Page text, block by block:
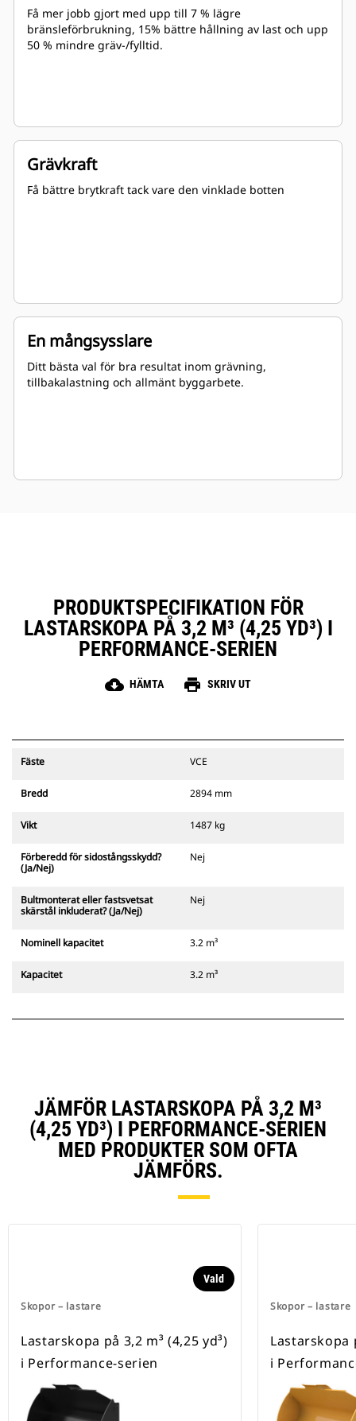
Få mer jobb gjort med upp till 7 % lägre
bränsleförbrukning, 15% bättre hållning av last och upp
50 % mindre gräv-/fylltid.
Grävkraft
Få bättre brytkraft tack vare den vinklade botten
En mångsysslare
Ditt bästa val för bra resultat inom grävning,
tillbakalastning och allmänt byggarbete.
PRODUKTSPECIFIKATION FÖR
LASTARSKOPA PÅ 3,2 M³ (4,25 YD³) I
PERFORMANCE-SERIEN
cloud_download HÄMTA print SKRIV UT
Fäste VCE
Bredd 2894 mm
Vikt 1487 kg
Förberedd för sidostångsskydd?
(Ja/Nej)
Nej
Bultmonterat eller fastsvetsat
skärstål inkluderat? (Ja/Nej)
Nej
Nominell kapacitet 3.2 m³
Kapacitet 3.2 m³
JÄMFÖR LASTARSKOPA PÅ 3,2 M³
(4,25 YD³) I PERFORMANCE-SERIEN
MED PRODUKTER SOM OFTA
JÄMFÖRS.
Skopor – lastare
Vald
Lastarskopa på 3,2 m³ (4,25 yd³)
i Performance-serien
Skopor – lastare
Lastarskopa
i